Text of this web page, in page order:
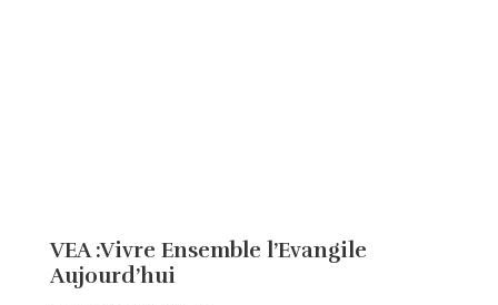
VEA :Vivre Ensemble l’Evangile
Aujourd’hui